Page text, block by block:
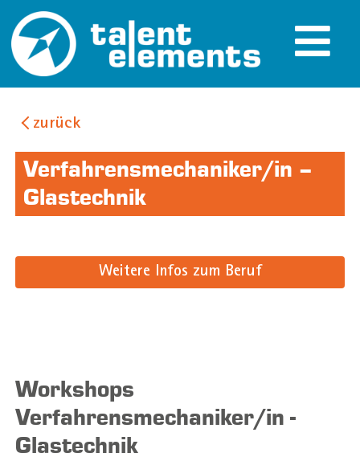
zurück
Verfahrensmechaniker/in –
Glastechnik
Weitere Infos zum Beruf
Workshops
Verfahrensmechaniker/in -
Glastechnik